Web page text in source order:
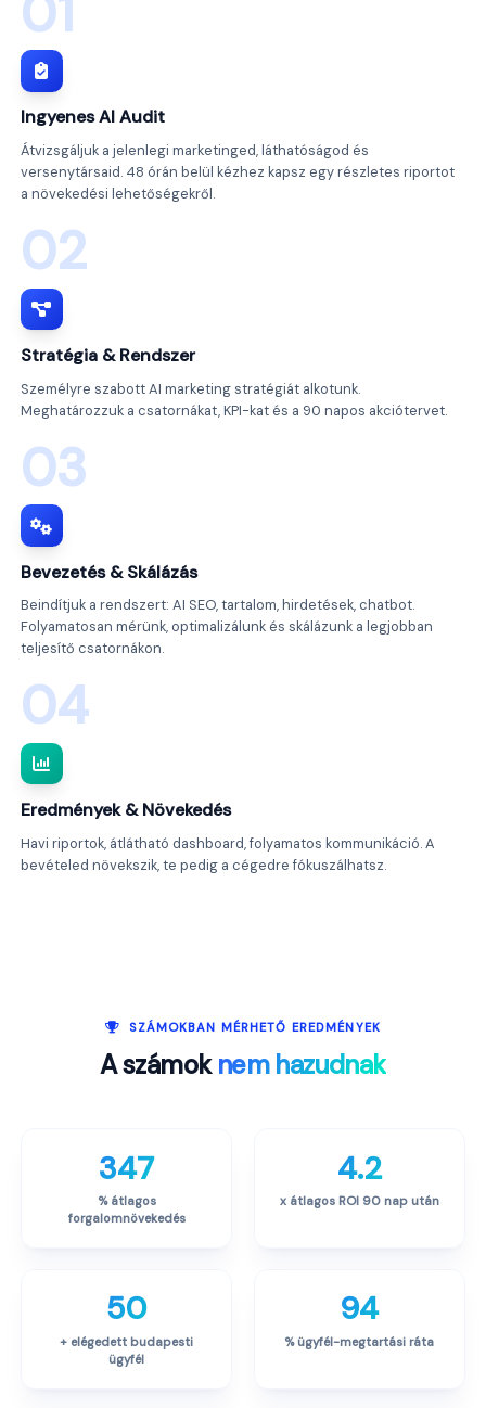
Ingyenes AI Audit
Átvizsgáljuk a jelenlegi marketinged, láthatóságod és
versenytársaid. 48 órán belül kézhez kapsz egy részletes riportot
a növekedési lehetőségekről.
02
Stratégia & Rendszer
Személyre szabott AI marketing stratégiát alkotunk.
Meghatározzuk a csatornákat, KPI-kat és a 90 napos akciótervet.
03
Bevezetés & Skálázás
Beindítjuk a rendszert: AI SEO, tartalom, hirdetések, chatbot.
Folyamatosan mérünk, optimalizálunk és skálázunk a legjobban
teljesítő csatornákon.
04
Eredmények & Növekedés
Havi riportok, átlátható dashboard, folyamatos kommunikáció. A
bevételed növekszik, te pedig a cégedre fókuszálhatsz.
SZÁMOKBAN MÉRHETŐ EREDMÉNYEK
A számoknem hazudnak
347
% átlagos
forgalomnövekedés
4.2
x átlagos ROI 90 nap után
50
+ elégedett budapesti
ügyfél
94
% ügyfél-megtartási ráta